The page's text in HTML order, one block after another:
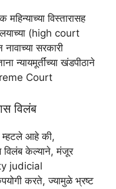
विस्तारासह
(high court
सरकारी
न्यायमूर्तींच्या खंडपीठाने
Court
विलंब
म्हटले आहे की,
विलंब केल्याने, मंजूर
judicial
करते, ज्यामुळे भ्रष्ट